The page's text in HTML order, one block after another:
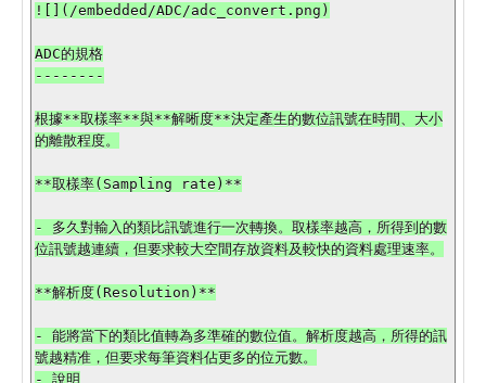
![](/embedded/ADC/adc_convert.png)
ADC的規格
--------
根據**取樣率**與**解晰度**決定產生的數位訊號在時間、大小
的離散程度。
**取樣率(Sampling rate)**
- 多久對輸入的類比訊號進行一次轉換。取樣率越高，所得到的數
位訊號越連續，但要求較大空間存放資料及較快的資料處理速率。
**解析度(Resolution)**
- 能將當下的類比值轉為多準確的數位值。解析度越高，所得的訊
號越精准，但要求每筆資料佔更多的位元數。
- 說明